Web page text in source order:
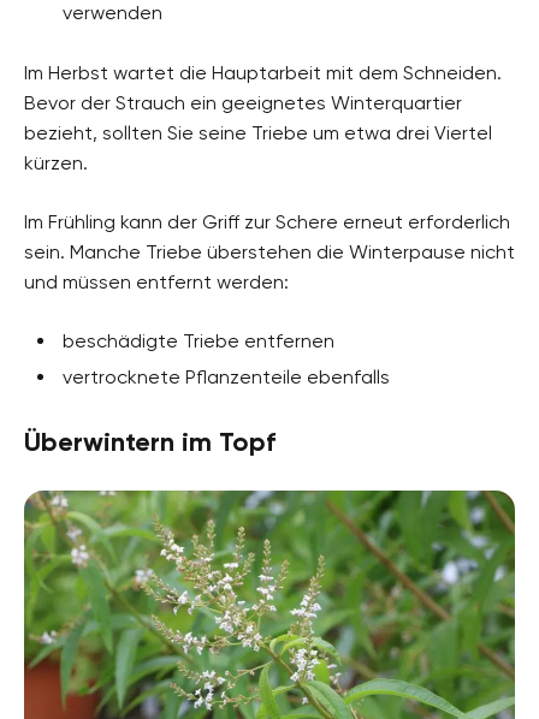
verwenden
Im Herbst wartet die Hauptarbeit mit dem Schneiden.
Bevor der Strauch ein geeignetes Winterquartier
bezieht, sollten Sie seine Triebe um etwa drei Viertel
kürzen.
Im Frühling kann der Griff zur Schere erneut erforderlich
sein. Manche Triebe überstehen die Winterpause nicht
und müssen entfernt werden:
beschädigte Triebe entfernen
vertrocknete Pflanzenteile ebenfalls
Überwintern im Topf